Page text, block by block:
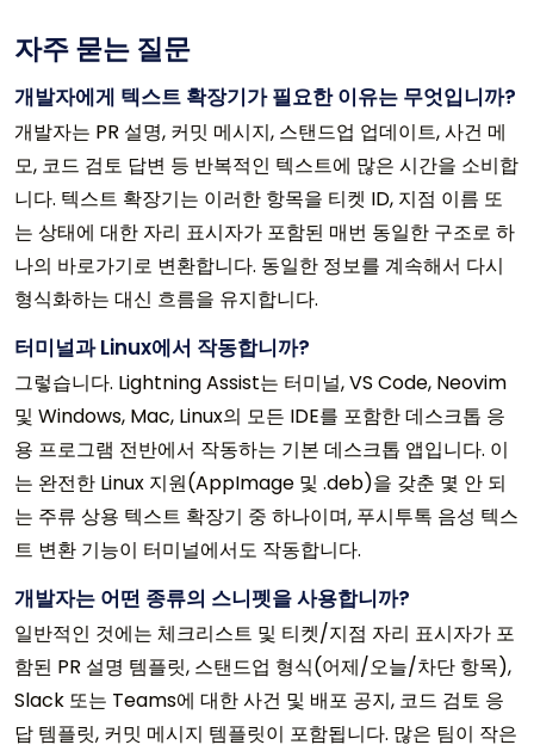
자주 묻는 질문
개발자에게 텍스트 확장기가 필요한 이유는 무엇입니까?
개발자는 PR 설명, 커밋 메시지, 스탠드업 업데이트, 사건 메
모, 코드 검토 답변 등 반복적인 텍스트에 많은 시간을 소비합
니다. 텍스트 확장기는 이러한 항목을 티켓 ID, 지점 이름 또
는 상태에 대한 자리 표시자가 포함된 매번 동일한 구조로 하
나의 바로가기로 변환합니다. 동일한 정보를 계속해서 다시
형식화하는 대신 흐름을 유지합니다.
터미널과 Linux에서 작동합니까?
그렇습니다. Lightning Assist는 터미널, VS Code, Neovim
및 Windows, Mac, Linux의 모든 IDE를 포함한 데스크톱 응
용 프로그램 전반에서 작동하는 기본 데스크톱 앱입니다. 이
는 완전한 Linux 지원(AppImage 및 .deb)을 갖춘 몇 안 되
는 주류 상용 텍스트 확장기 중 하나이며, 푸시투톡 음성 텍스
트 변환 기능이 터미널에서도 작동합니다.
개발자는 어떤 종류의 스니펫을 사용합니까?
일반적인 것에는 체크리스트 및 티켓/지점 자리 표시자가 포
함된 PR 설명 템플릿, 스탠드업 형식(어제/오늘/차단 항목),
Slack 또는 Teams에 대한 사건 및 배포 공지, 코드 검토 응
답 템플릿, 커밋 메시지 템플릿이 포함됩니다. 많은 팀이 작은